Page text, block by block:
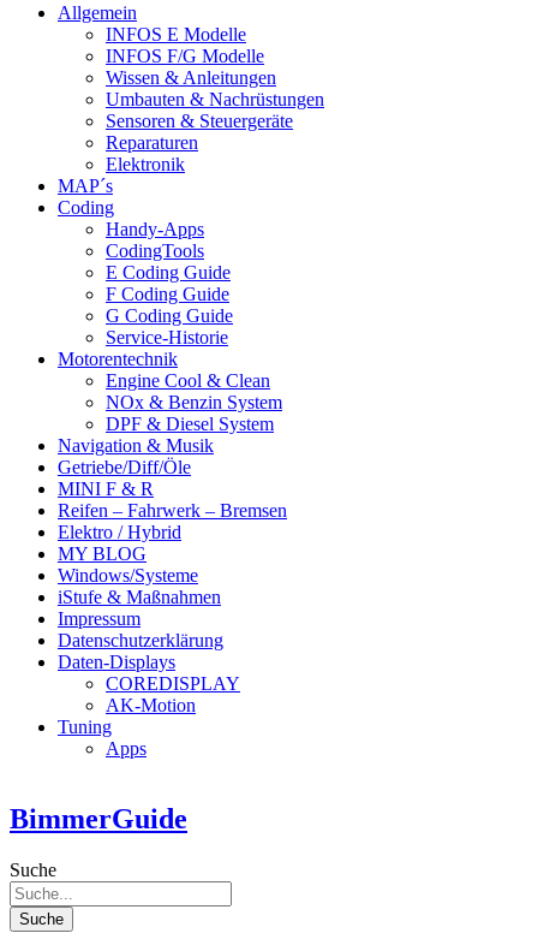
Allgemein
INFOS E Modelle
INFOS F/G Modelle
Wissen & Anleitungen
Umbauten & Nachrüstungen
Sensoren & Steuergeräte
Reparaturen
Elektronik
MAP´s
Coding
Handy-Apps
CodingTools
E Coding Guide
F Coding Guide
G Coding Guide
Service-Historie
Motorentechnik
Engine Cool & Clean
NOx & Benzin System
DPF & Diesel System
Navigation & Musik
Getriebe/Diff/Öle
MINI F & R
Reifen – Fahrwerk – Bremsen
Elektro / Hybrid
MY BLOG
Windows/Systeme
iStufe & Maßnahmen
Impressum
Datenschutzerklärung
Daten-Displays
COREDISPLAY
AK-Motion
Tuning
Apps
BimmerGuide
Suche
Suche